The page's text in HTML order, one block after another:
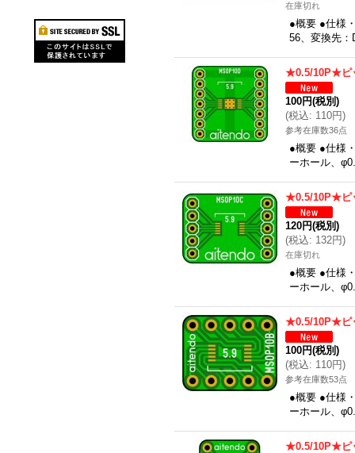
在庫切れ
●概要 ●仕様
56、変換先
★0.5/10P★ピ
100円(税別)
(税込: 110円)
参考在庫数36点
●概要 ●仕様
ーホール、
★0.5/10P★ピ
120円(税別)
(税込: 132円)
在庫切れ
●概要 ●仕様
ーホール、
★0.5/10P★ピ
100円(税別)
(税込: 110円)
参考在庫数53点
●概要 ●仕様
ーホール、
★0.5/10P★ピ